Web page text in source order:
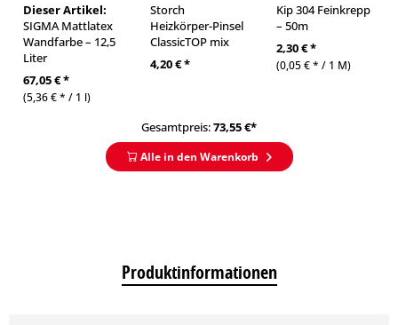
Dieser Artikel:
SIGMA Mattlatex
Wandfarbe – 12,5
Liter
67,05 € *
(5,36 € * / 1 l)
Storch
Heizkörper-Pinsel
ClassicTOP mix
4,20 € *
Kip 304 Feinkrepp
– 50m
2,30 € *
(0,05 € * / 1 M)
Gesamtpreis:73,55€*
Alle in den Warenkorb
Produktinformationen